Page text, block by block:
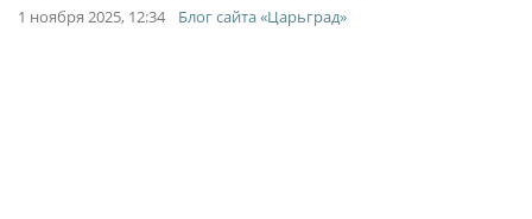
1 ноября 2025, 12:34 Блог сайта «Царьград»